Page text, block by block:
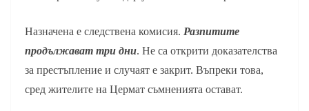
Назначена е следствена комисия. Разпитите
продължават три дни. Не са открити доказателства
за престъпление и случаят е закрит. Въпреки това,
сред жителите на Цермат съмненията остават.